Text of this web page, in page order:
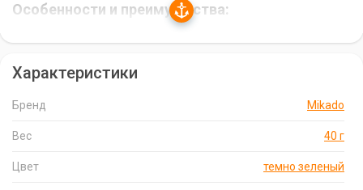
Особенности и преимущества:
Полимерное покрытие сетки:
кормушки, предотвращая окисление металла.
кормушку, а полимерное покрытие этой пластины защищает
от коррозии.
Характеристики
Бренд Mikado
Вес 40 г
Цвет темно зеленый